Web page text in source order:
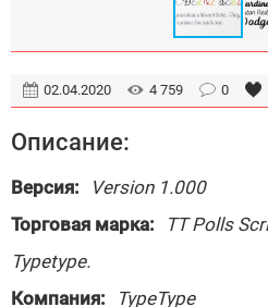
02.04.2020 4 759 0
Описание:
Версия:
Version 1.000
Торговая марка:
TT Polls
Typetype.
Компания:
TypeType